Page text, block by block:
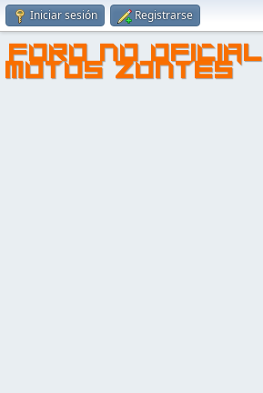
Iniciar sesión Registrarse
FORO NO OFICIAL
MOTOS ZONTES